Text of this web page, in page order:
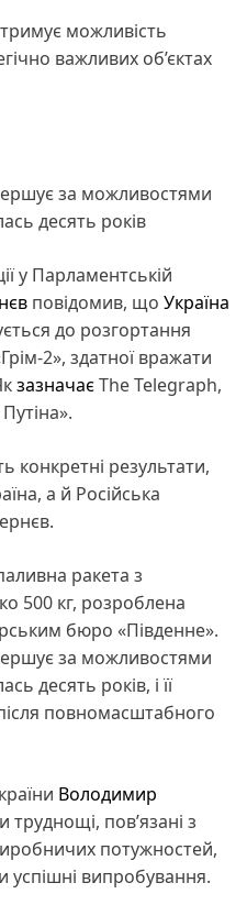
можливість
важливих об’єктах
за можливостями
десять років
у Парламентській
повідомив, що Україна
до розгортання
2», здатної вражати
зазначаєThe Telegraph,
конкретні результати,
а й Російська
ракета з
500 кг, розроблена
бюро «Південне».
за можливостями
десять років, і її
повномасштабного
Володимир
труднощі, пов’язані з
потужностей,
випробування.